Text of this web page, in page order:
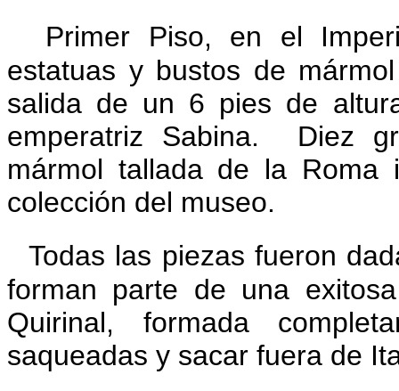
Primer Piso, en el
estatuas y bustos de
salida de un 6 pies de
emperatriz Sabina.
Diez
mármol tallada de la Roma
colección del museo.
Todas las piezas fueron
forman parte de una
Quirinal, formada
saqueadas y sacar fuera de